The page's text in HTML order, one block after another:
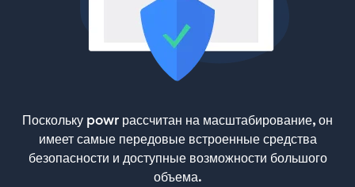
Поскольку powr рассчитан на масштабирование, он
имеет самые передовые встроенные средства
безопасности и доступные возможности большого
объема.